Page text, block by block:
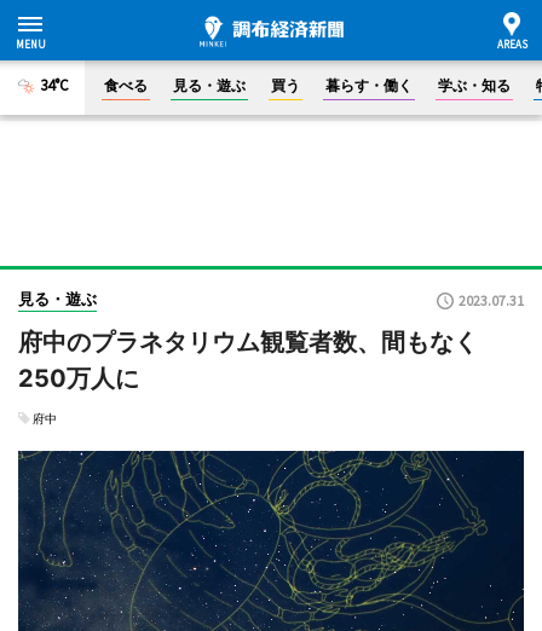
34°C 食べる 見る・遊ぶ 買う 暮らす・働く 学ぶ・知る
見る・遊ぶ 2023.07.31
府中のプラネタリウム観覧者数、間もなく
250万人に
府中